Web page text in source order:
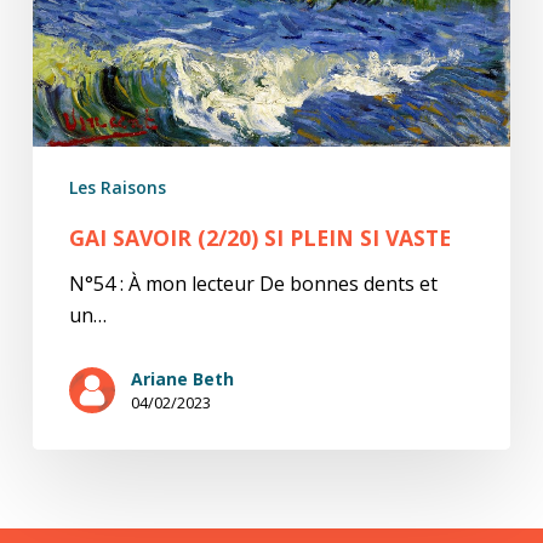
Les Raisons
GAI SAVOIR (2/20) SI PLEIN SI VASTE
N°54 : À mon lecteur De bonnes dents et
un…
Ariane Beth
04/02/2023